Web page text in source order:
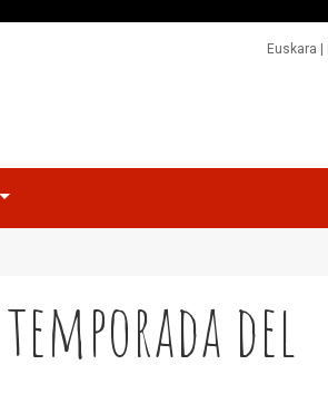
Euskara
del